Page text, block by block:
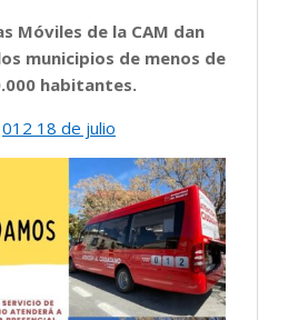
Móviles de la CAM dan
municipios de menos de
habitantes.
012 18 de julio